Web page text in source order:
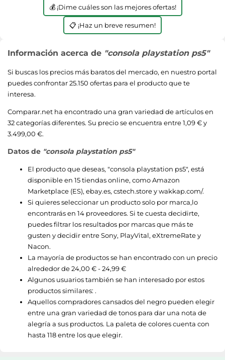
💰 ¡Dime cuáles son las mejores ofertas!
📋 ¡Haz un breve resumen!
Información acerca de "consola playstation ps5"
Si buscas los precios más baratos del mercado, en nuestro portal
puedes confrontar 25.150 ofertas para el producto que te
interesa.
Comparar.net ha encontrado una gran variedad de artículos en
32 categorías diferentes. Su precio se encuentra entre 1,09 € y
3.499,00 €.
Datos de "consola playstation ps5"
El producto que deseas, "consola playstation ps5", está
disponible en 15 tiendas online, comoAmazon
Marketplace (ES), ebay.es, cstech.storeywakkap.com/.
Si quieres seleccionar un producto solo por marca,lo
encontrarás en 14 proveedores. Si te cuesta decidirte,
puedes filtrar los resultados por marcas que más te
gusten y decidir entreSony, PlayVital, eXtremeRatey
Nacon.
La mayoría de productos se han encontrado con un precio
alrededor de24,00 € - 24,99 €
Algunos usuarios también se han interesado por estos
productos similares: .
Aquellos compradores cansados del negro pueden elegir
entre una gran variedad de tonos para dar una nota de
alegría a sus productos. La paleta de colores cuenta con
hasta 118 entre los que elegir.